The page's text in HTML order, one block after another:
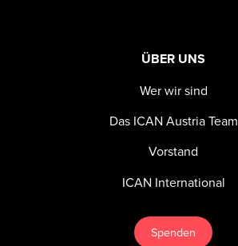
ÜBER UNS
Wer wir sind
Das ICAN Austria Team
Vorstand
ICAN International
Spenden